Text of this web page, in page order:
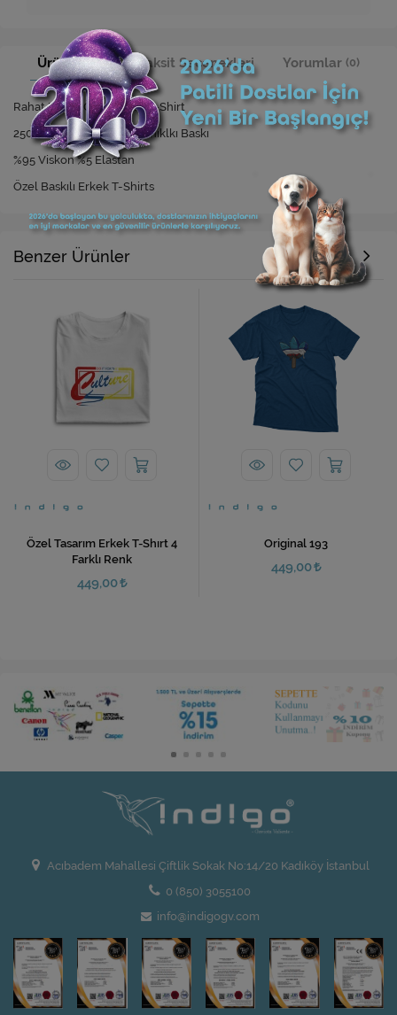
Ürün Bilgisi Taksit Seçenekleri Yorumlar (0)
Rahat Kesim Özel Baskılı T-Shirt
250 Yıkamaya Kadar Dayanıklkı Baskı
%95 Viskon %5 Elastan
Özel Baskılı Erkek T-Shirts
Benzer Ürünler
Özel Tasarım Erkek T-Shırt 4
Farklı Renk
449,00
Original 193
449,00
Acıbadem Mahallesi Çiftlik Sokak No:14/20 Kadıköy İstanbul
0 (850) 3055100
info@indigogv.com